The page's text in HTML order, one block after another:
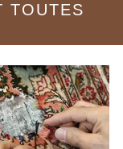
TOUTES